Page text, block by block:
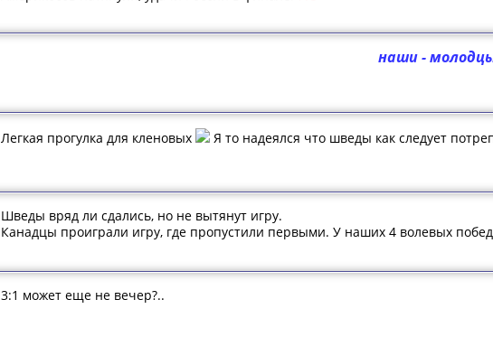
наши -
Легкая прогулка для кленовых Я то надеялся что шведы как следует
Шведы вряд ли сдались, но не вытянут игру.
Канадцы проиграли игру, где пропустили первыми. У наших 4 волевых
3:1 может еще не вечер?..